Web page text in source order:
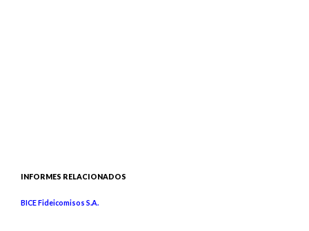
INFORMES RELACIONADOS
BICE Fideicomisos S.A.